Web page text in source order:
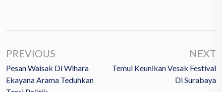
PREVIOUS
Pesan Waisak Di Wihara
Ekayana Arama Teduhkan
NEXT
Temui Keunikan Vesak Festival
Di Surabaya